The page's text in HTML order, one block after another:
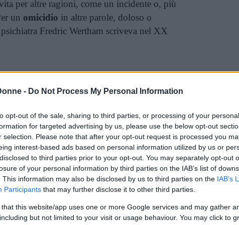
- Do Not Process My Personal Information
opt-out of the sale, sharing to third parties, or processing of your
for targeted advertising by us, please use the below opt-out
selection. Please note that after your opt-out request is processed you
interest-based ads based on personal information utilized by us or
to third parties prior to your opt-out. You may separately opt-out
of your personal information by third parties on the IAB’s list of
This information may also be disclosed by us to third parties on the IAB’s
Participants that may further disclose it to other third parties.
that this website/app uses one or more Google services and may gather
but not limited to your visit or usage behaviour. You may click to
per altre ragioni, come un incidente o, più
un omicidio in altre parole, doloso o
Fredric Wertham scriveva nel XX
psicologia dell’omicida se non si
della vittima. Ciò di cui abbiamo bisogno è
volta cosa significhi vittima
, un termine
in quella precedente al latino (victĭma).
sia una persona che viene uccisa o che
senso, che illinguaggio giuridicoha
chi incappa in una truffa oppure chi
Diverso è ildiscorso giornalistico, per